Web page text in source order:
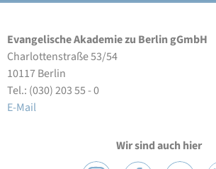
Evangelische Akademie zu Berlin gGmbH
Charlottenstraße 53/54
10117 Berlin
Tel.: (030) 203 55 - 0
E-Mail
Wir sind auch hier